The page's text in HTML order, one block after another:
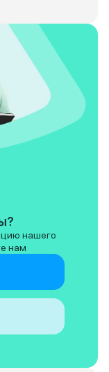
нашего
нам